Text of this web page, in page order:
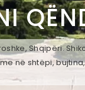
Shqipëri.
në shtëpi,